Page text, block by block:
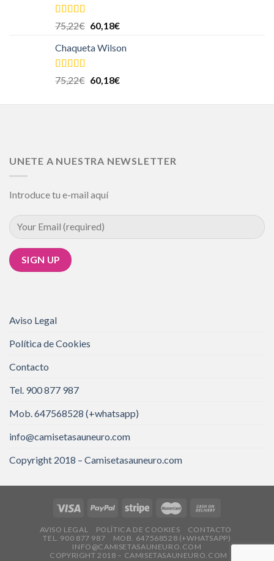
Valorado en
5.00
75,22€ 60,18€
Chaqueta Wilson
Valorado en
5.00
75,22€ 60,18€
UNETE A NUESTRA NEWSLETTER
Introduce tu e-mail aquí
Aviso Legal
Política de Cookies
Contacto
Tel. 900 877 987
Mob. 647568528 (+whatsapp)
info@camisetasauneuro.com
Copyright 2018 – Camisetasauneuro.com
AVISO LEGAL POLÍTICA DE COOKIES
CONTACTO
TEL. 900 877 987
MOB. 647568528 (+WHATSAPP)
INFO@CAMISETASAUNEURO.COM
COPYRIGHT 2018 – CAMISETASAUNEURO.COM